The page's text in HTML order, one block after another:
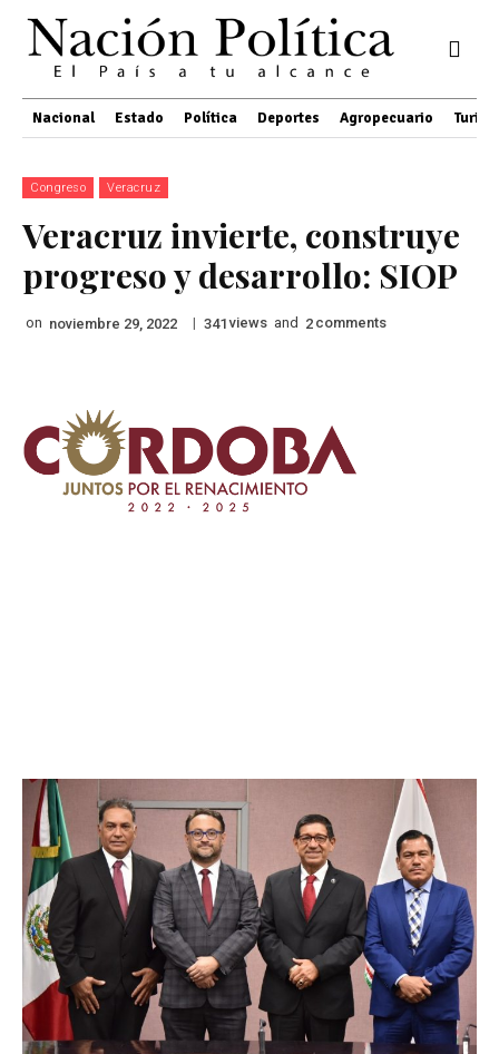
Nacional Estado Política Deportes Agropecuario
Congreso Veracruz
Veracruz invierte, construye
progreso y desarrollo: SIOP
on noviembre 29, 2022 | 341 views and 2 comments